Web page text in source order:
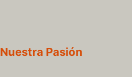
Nuestra Pasión